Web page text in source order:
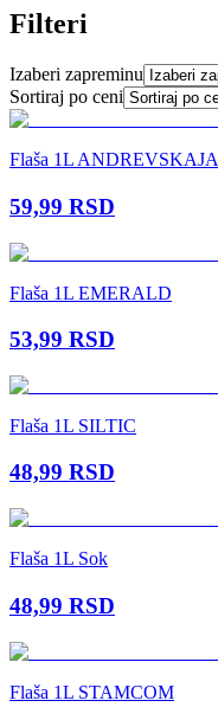
Filteri
Izaberi zapreminu
Sortiraj po ceni
Flaša 1L ANDREVSKAJA
59,99 RSD
Flaša 1L EMERALD
53,99 RSD
Flaša 1L SILTIC
48,99 RSD
Flaša 1L Sok
48,99 RSD
Flaša 1L STAMCOM